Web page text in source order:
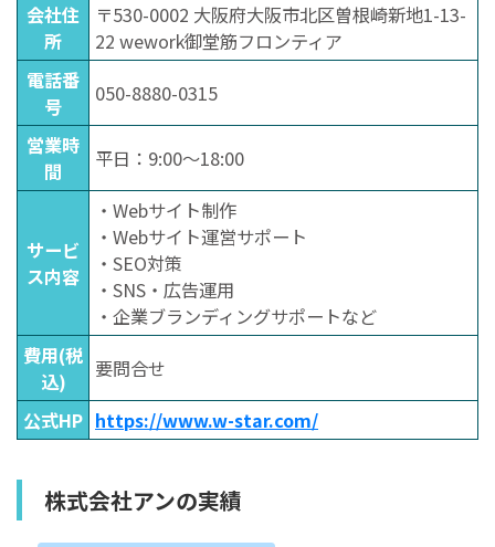
会社住
所
〒530-0002 大阪府大阪市北区曽根崎新地1-13-
22 wework御堂筋フロンティア
電話番
号
050-8880-0315
営業時
間
平日：9:00～18:00
サービ
ス内容
・Webサイト制作
・Webサイト運営サポート
・SEO対策
・SNS・広告運用
・企業ブランディングサポートなど
費用(税
込)
要問合せ
公式HP https://www.w-star.com/
株式会社アンの実績